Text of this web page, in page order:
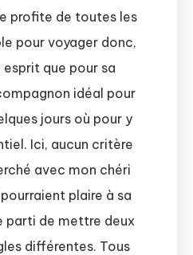
profite de toutes les
pour voyager donc,
esprit que pour sa
idéal pour
jours où pour y
Ici, aucun critère
avec mon chéri
plaire à sa
parti de mettre deux
différentes. Tous